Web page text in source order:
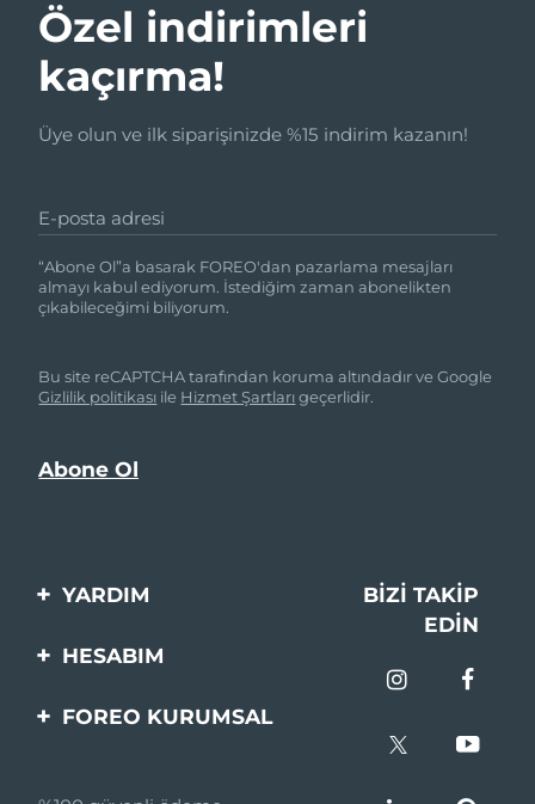
Özel indirimleri
kaçırma!
Üye olun ve ilk siparişinizde %15 indirim kazanın!
E-posta adresi
“Abone Ol”a basarak FOREO'dan pazarlama mesajları
almayı kabul ediyorum. İstediğim zaman abonelikten
çıkabileceğimi biliyorum.
Bu site reCAPTCHA tarafından koruma altındadır ve Google
Gizlilik politikası ile Hizmet Şartlarıgeçerlidir.
YARDIM
Bi̇zi̇mle İleti̇şi̇me Geçi̇n
BIZI TAKIP
EDIN
HESABIM
Ürün Kaydı
FOREO KURUMSAL